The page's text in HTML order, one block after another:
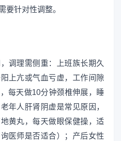
要针对性调整。
调理需侧重：上班族长期久
上亢或气血亏虚，工作间隙
每天做10分钟颈椎伸展，睡
年人肝肾阴虚是常见原因，
黄丸，每天做眼保健操，适
医师是否适合）；产后女性